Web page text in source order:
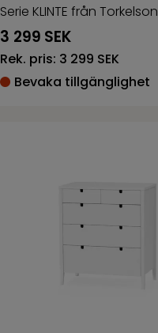
Serie KLINTE från Torkelson
3 299 SEK
Rek. pris: 3 299 SEK
Bevaka tillgänglighet